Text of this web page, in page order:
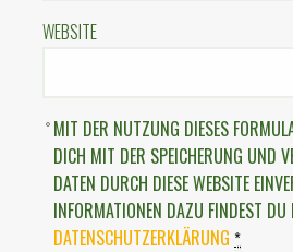
WEBSITE
MIT DER NUTZUNG DIESES
DICH MIT DER SPEICHERUNG UND
DATEN DURCH DIESE WEBSITE
INFORMATIONEN DAZU FINDEST DU
DATENSCHUTZERKLÄRUNG *